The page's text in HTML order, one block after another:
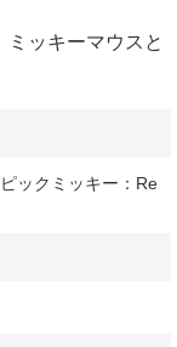
ッキーマウスと
ックミッキー：Re